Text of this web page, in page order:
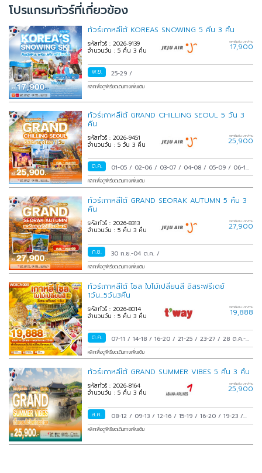
โปรแกรมทัวร์ที่เกี่ยวข้อง
ทัวร์เกาหลีใต้ KOREAS SNOWING 5 คืน 3 คืน
รหัสทัวร์ : 2026-9139
จำนวนวัน : 5 คืน 3 คืน
ราคาเริ่มต้น บาท/ท่าน
17,900
พ.ย. 25-29/
คลิกเพื่อดูพีเรียดเดินทางเพิ่มเติม
ทัวร์เกาหลีใต้ GRAND CHILLING SEOUL 5 วัน 3
คืน
รหัสทัวร์ : 2026-9451
จำนวนวัน : 5 วัน 3 คืน
ราคาเริ่มต้น บาท/ท่าน
25,900
ต.ค. 01-05/ 02-06/ 03-07/ 04-08/ 05-09/ 06-10
/07-11/08-12
23/20-24/21-25/22-26/23-27/24-28/25-
พ.ย./30 ต.ค.-03 พ.ย./31 ต.ค.-04 พ.ย.
คลิกเพื่อดูพีเรียดเดินทางเพิ่มเติม
ทัวร์เกาหลีใต้ GRAND SEORAK AUTUMN 5 คืน 3
คืน
รหัสทัวร์ : 2026-8313
จำนวนวัน : 5 คืน 3 คืน
ราคาเริ่มต้น บาท/ท่าน
27,900
ก.ย. 30 ก.ย.-04 ต.ค./
คลิกเพื่อดูพีเรียดเดินทางเพิ่มเติม
ทัวร์เกาหลีใต้ โซล ใบไม้เปลี่ยนสี อิสระฟรีเดย์
1วัน_5วัน3คืน
รหัสทัวร์ : 2026-8014
จำนวนวัน : 5 คืน 3 คืน
ราคาเริ่มต้น บาท/ท่าน
19,888
ต.ค. 07-11/14-18/16-20/21-25/23-27/28 ต.ค.-01
พ.ย./30 ต.ค.-03 พ.ย.
คลิกเพื่อดูพีเรียดเดินทางเพิ่มเติม
ทัวร์เกาหลีใต้ GRAND SUMMER VIBES 5 คืน 3 คืน
รหัสทัวร์ : 2026-8164
จำนวนวัน : 5 คืน 3 คืน
ราคาเริ่มต้น บาท/ท่าน
25,900
ส.ค. 08-12/ 09-13/12-16/15-19/16-20/19-23/
22-26/23-27/26-30/29 ส.ค.-02 ก.ย./30
คลิกเพื่อดูพีเรียดเดินทางเพิ่มเติม